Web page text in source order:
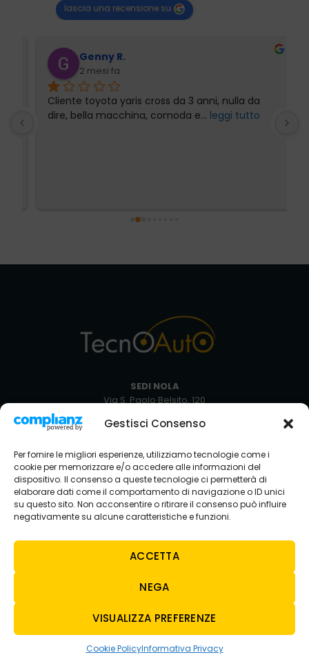
Gestisci Consenso
Per fornire le migliori esperienze, utilizziamo tecnologie come i
cookie per memorizzare e/o accedere alle informazioni del
dispositivo. Il consenso a queste tecnologie ci permetterà di
elaborare dati come il comportamento di navigazione o ID unici
su questo sito. Non acconsentire o ritirare il consenso può influire
negativamente su alcune caratteristiche e funzioni.
ACCETTA
NEGA
VISUALIZZA PREFERENZE
Cookie PolicyInformativa Privacy
lascia una recensione su
Genny R.
2 mesi fa
Cliente toyota yaris cross da 3 anni, nulla da
dire, bella macchina, comoda e ... leggi tutto
SEDI NOLA
Via S. Paolo Belsito, 120
+39 081 5129051
Via Circumvallazione Snc
80035 Nola NA
+39 081 8234429
SEDE AVELLINO
Via Nazionale Torrette
+39 0825 683208
CONTATTI
E-MAIL
tecnoauto@tecnoautosrl.com